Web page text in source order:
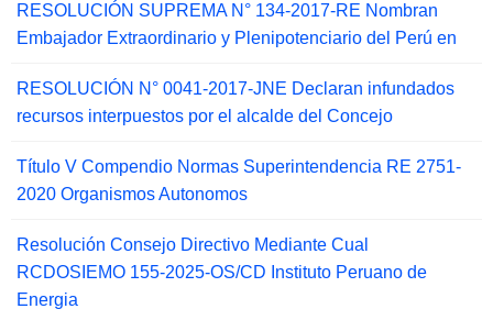
RESOLUCIÓN SUPREMA N° 134-2017-RE Nombran
Embajador Extraordinario y Plenipotenciario del Perú en
RESOLUCIÓN N° 0041-2017-JNE Declaran infundados
recursos interpuestos por el alcalde del Concejo
Título V Compendio Normas Superintendencia RE 2751-
2020 Organismos Autonomos
Resolución Consejo Directivo Mediante Cual
RCDOSIEMO 155-2025-OS/CD Instituto Peruano de
Energia